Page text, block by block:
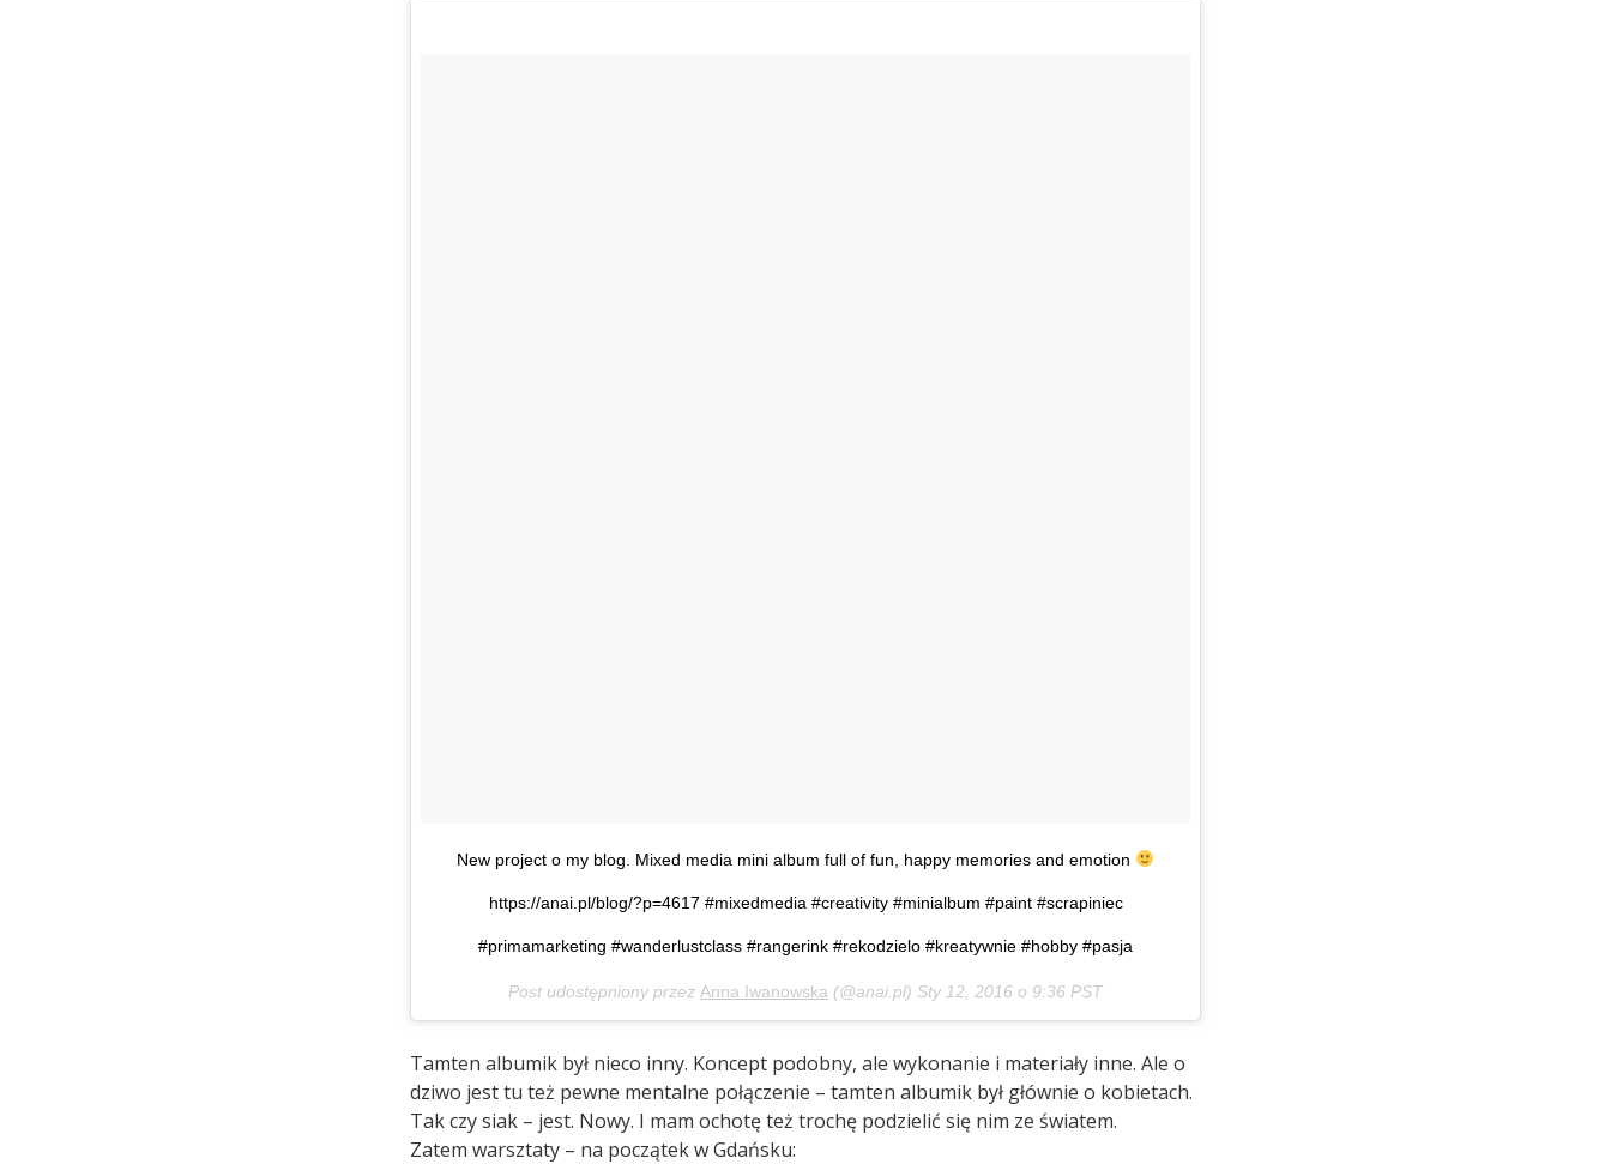
New project o my blog. Mixed media mini album full of fun, happy memories and emotion
https://anai.pl/blog/?p=4617 #mixedmedia #creativity #minialbum #paint #scrapiniec
#primamarketing #wanderlustclass #rangerink #rekodzielo #kreatywnie #hobby #pasja
Post udostępniony przez Anna Iwanowska (@anai.pl) Sty 12, 2016 o 9:36 PST
Tamten albumik był nieco inny. Koncept podobny, ale wykonanie i materiały inne. Ale o
dziwo jest tu też pewne mentalne połączenie – tamten albumik był głównie o kobietach.
Tak czy siak – jest. Nowy. I mam ochotę też trochę podzielić się nim ze światem.
Zatem warsztaty – na początek w Gdańsku: